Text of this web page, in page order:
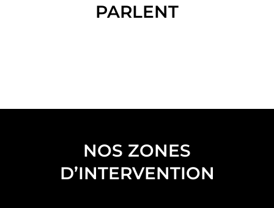
PARLENT
NOS ZONES
D’INTERVENTION